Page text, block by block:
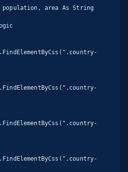
population, area As String